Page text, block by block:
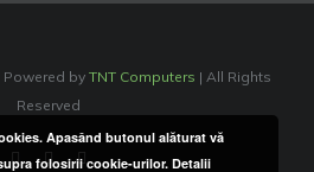
Powered by TNT Computers | All Rights
Reserved
FacebookInstagramYouTube
Apasând butonul alăturat vă
folosirii cookie-urilor.Detalii